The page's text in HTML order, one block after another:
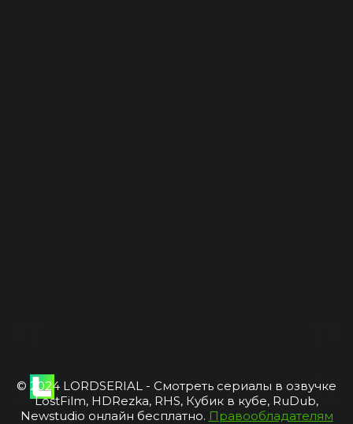
© 2024 LORDSERIAL - Смотреть сериалы в озвучке
LostFilm, HDRezka, RHS, Кубик в кубе, RuDub,
Newstudio онлайн бесплатно. Правообладателям